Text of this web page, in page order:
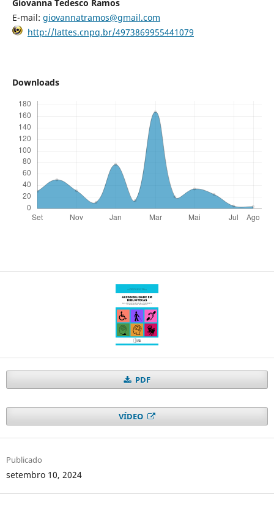
Giovanna Tedesco Ramos
E-mail: giovannatramos@gmail.com
http://lattes.cnpq.br/4973869955441079
Downloads
PDF
VÍDEO
Publicado
setembro 10, 2024